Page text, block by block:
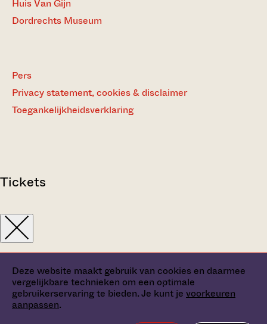
Deze website maakt gebruik van cookies en daarmee
vergelijkbare technieken om een optimale
gebruikerservaring te bieden. Je kunt je voorkeuren
aanpassen.
Huis Van Gijn
Dordrechts Museum
Pers
Privacy statement, cookies & disclaimer
Toegankelijkheidsverklaring
Tickets